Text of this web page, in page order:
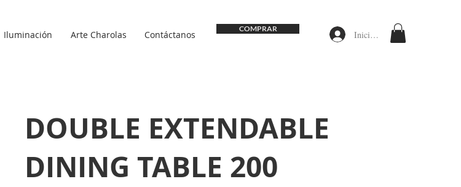
Iluminación Arte Charolas Contáctanos
COMPRAR Iniciar sesión
DOUBLE EXTENDABLE
DINING TABLE 200